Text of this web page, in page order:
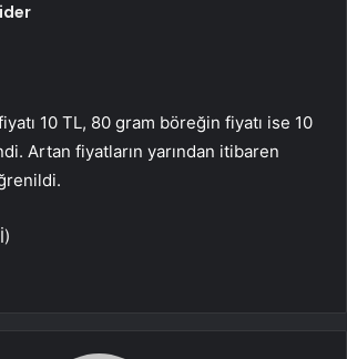
10 TL, 80 gram böreğin fiyatı ise 10
Artan fiyatların yarından itibaren